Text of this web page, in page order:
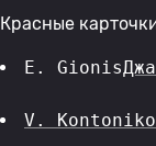
Красные
E. Gionis
V.